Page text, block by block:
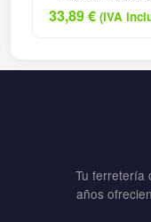
080M
33,89€ (IVA
Tu ferretería
años